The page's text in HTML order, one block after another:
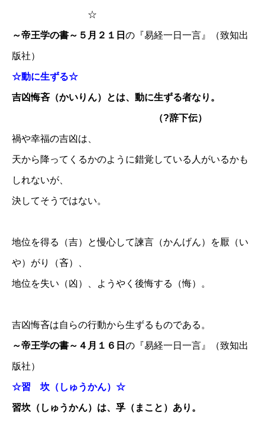
☆
～帝王学の書～５月２１日 の『易経一日一言』（致知出
版社）
☆動に生ずる☆
吉凶悔吝（かいりん）とは、動に生ずる者なり。
（?辞下伝）
禍や幸福の吉凶は、
天から降ってくるかのように錯覚している人がいるかも
しれないが、
決してそうではない。
地位を得る（吉）と慢心して諫言（かんげん）を厭（い
や）がり（吝）、
地位を失い（凶）、ようやく後悔する（悔）。
吉凶悔吝は自らの行動から生ずるものである。
～帝王学の書～４月１６日 の『易経一日一言』（致知出
版社）
☆習 坎（しゅうかん）☆
習坎（しゅうかん）は、孚（まこと）あり。